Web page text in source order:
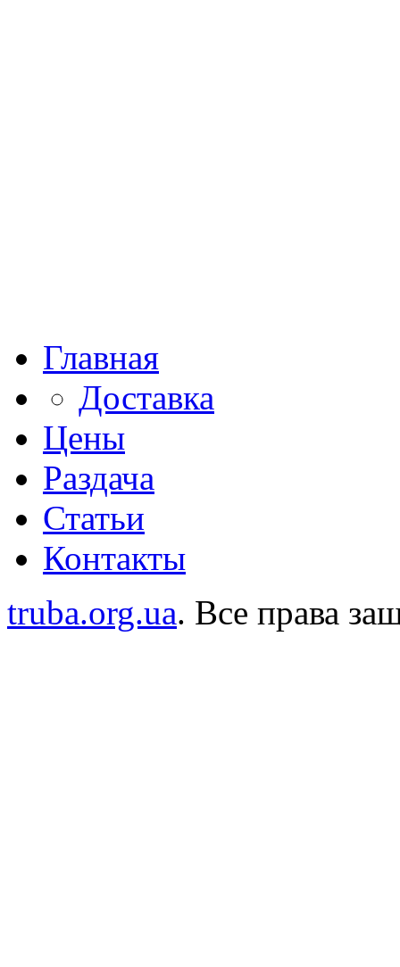
Главная
Доставка
Цены
Раздача
Статьи
Контакты
truba.org.ua. Все права